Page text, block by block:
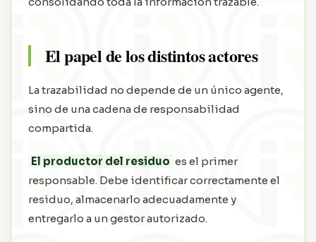
El papel de los distintos actores
La trazabilidad no depende de un único agente,
sino de una cadena de responsabilidad
compartida.
El productor del residuo es el primer
responsable. Debe identificar correctamente el
residuo, almacenarlo adecuadamente y
entregarlo a un gestor autorizado.